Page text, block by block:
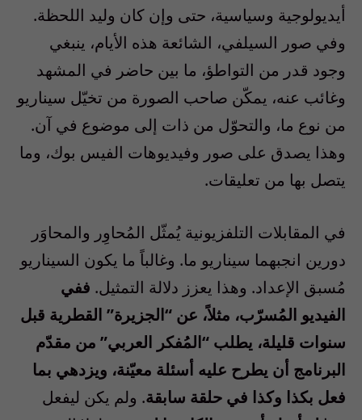
أيديولوجية وسياسية، حتى وإن كان وليد اللحظة.
وفي صور السيلفي، الشائعة هذه الأيام، ينبغي
وجود قدر من التواطؤ، ما بين حاضر في المشهد
وغائب عنه، يمكّن صاحب الصورة من تخيّل سيناريو
من نوع ما، والتحوّل من ذات إلى موضوع في آن.
وهذا يصدق على صور وفيديوهات الفيس بوك، وما
يتصل بها من تعليقات.
في المقابلات التلفزيونية يُمثّل المُحاوِر والمحاوَر
دورين انجبهما سيناريو ما. وغالباً ما يكون السيناريو
مُسبق الإعداد. وهذا يعزز دلالة التمثيل. ففي
الفيديو المُسرّب، مثلاً، عن “الجزيرة” القطرية قبل
سنوات قليلة، يطلب “المُفكر العربي” من مقدّم
البرنامج أن يطرح عليه أسئلة معيّنة، ويزدهي بما
فعل بكذا وكذا في حلقة سابقة. ولم يكن ليفعل